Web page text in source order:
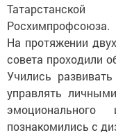
Татарстанской
Росхимпрофсоюза.
На протяжении
совета проходили
Учились
управлять
познакомились с